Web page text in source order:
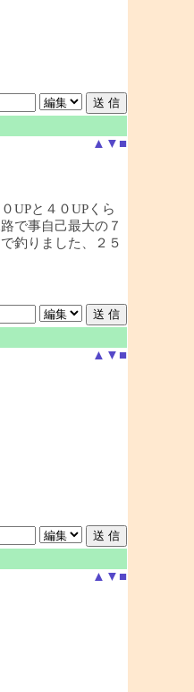
▲ ▼ ■
UPと４０UPくら
で事自己最大の７
釣りました、２５
▲ ▼ ■
▲ ▼ ■